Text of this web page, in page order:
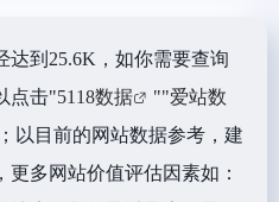
达到25.6K，如你需要查询
点击"5118数据 ""爱站数
以目前的网站数据参考，建
多网站价值评估因素如：